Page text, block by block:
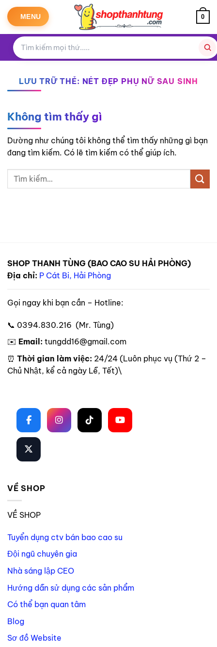
qua
dung
MENU 0
LƯU TRỮ THẺ: NÉT ĐẸP PHỤ NỮ SAU SINH
Không tìm thấy gì
Dường như chúng tôi không thể tìm thấy những gì bạn
đang tìm kiếm. Có lẽ tìm kiếm có thể giúp ích.
SHOP THANH TÙNG (BAO CAO SU HẢI PHÒNG)
Địa chỉ: P Cát Bi, Hải Phòng
Gọi ngay khi bạn cần – Hotline:
📞 0394.830.216 (Mr. Tùng)
✉️ Email: tungdd16@gmail.com
⏰ Thời gian làm việc: 24/24 (Luôn phục vụ (Thứ 2 –
Chủ Nhật, kể cả ngày Lễ, Tết)\
VỀ SHOP
VỀ SHOP
Tuyển dụng ctv bán bao cao su
Đội ngũ chuyên gia
Nhà sáng lập CEO
Hướng dẫn sử dụng các sản phẩm
Có thể bạn quan tâm
Blog
Sơ đồ Website